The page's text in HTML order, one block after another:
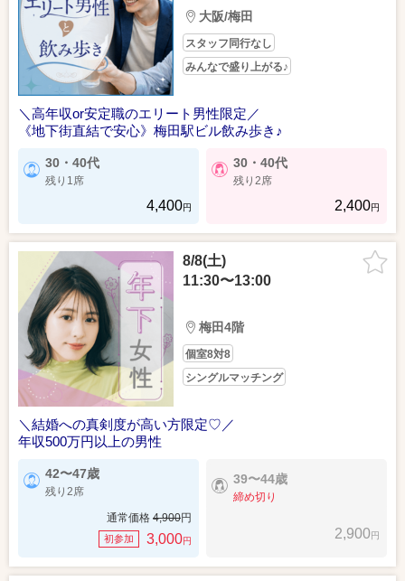
大阪/梅田
スタッフ同行なし
みんなで盛り上がる♪
＼高年収or安定職のエリート男性限定／
《地下街直結で安心》梅田駅ビル飲み歩き♪
30・40代
残り1席
4,400円
30・40代
残り2席
2,400円
8/8(土)
11:30〜13:00
梅田4階
個室8対8
シングルマッチング
＼結婚への真剣度が高い方限定♡／
年収500万円以上の男性
42〜47歳
残り2席
通常価格 4,900円
初参加 3,000円
39〜44歳
締め切り
2,900円